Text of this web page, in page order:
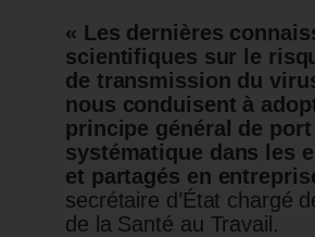
« Les dernières
scientifiques sur le
de transmission du
nous conduisent à
principe général de port
systématique dans les
et partagés en
secrétaire d’État chargé
de la Santé au Travail.